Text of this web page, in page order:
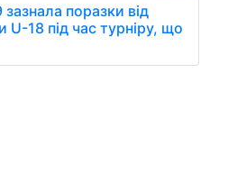
зазнала поразки від
U-18 під час турніру, що